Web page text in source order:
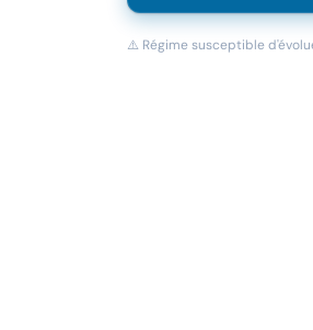
⚠️ Régime susceptible